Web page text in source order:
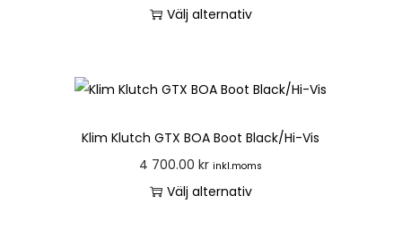
Välj alternativ
Klim Klutch GTX BOA Boot Black/Hi-Vis
4 700.00kr inkl.moms
Välj alternativ